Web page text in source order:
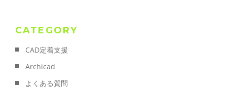
CATEGORY
CAD定着支援
Archicad
よくある質問